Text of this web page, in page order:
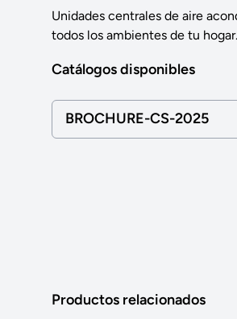
Unidades centrales de aire
todos los ambientes de tu hogar.
Catálogos disponibles
BROCHURE-CS-2025
Productos relacionados